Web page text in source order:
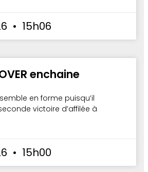
15h06
enchaine
semble en forme puisqu’il
victoire d’affilée à
15h00